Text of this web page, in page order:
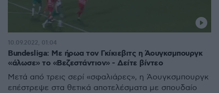
Bundesliga: Με ήρωα τον Γκίκιεβιτς η Άουγκσμπουργκ
«άλωσε» το «Βεζεστάντιον» - Δείτε βίντεο
Μετά από τρεις σερί «σφαλιάρες», η Άουγκσμπουργκ
επέστρεψε στα θετικά αποτελέσματα με σπουδαίο
10.09.2022, 01:04